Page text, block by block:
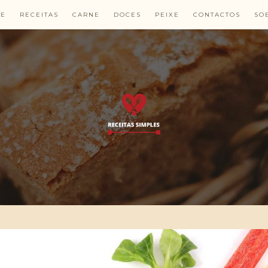
RECEITAS CARNE DOCES PEIXE CONTACTOS